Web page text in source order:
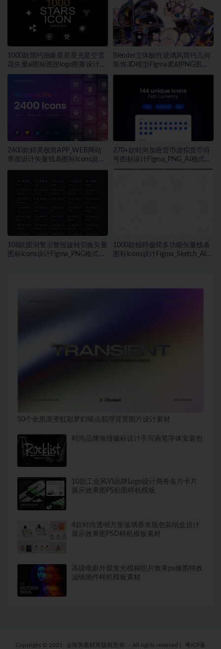
1000款简约抽象星星星光星空雪
花矢量ai图标图形logo图案设计素
材
Blender立体酸性玻璃风简约几何
装饰3D模型Figma素材PNG图片
素材
2400款精美极简APP_WEB网站
界面设计矢量线条图标Icons设计
270+款时尚加密货币虚拟货币符
号图标设计Figma_PNG_AI格式素
材
108款圆润警示警报旋转切换矢量
图标Icons设计Figma_PNG格式素
1000款独特极简多功能矢量线条
图标Icons设计Figma_Sketch_AI格
50个全息渐变虹彩梦幻噪点肌理背景图片设计素材
时尚品牌海报徽标设计手写画笔字体安装包
10款工业风VI品牌Logo设计商务名片卡片
展示效果图PS贴图样机模板
4款时尚透明方形玻璃香水瓶包装纸盒设计
展示效果图PSD样机模板素材
高级电影外观发光模糊照片效果ps修图特效
滤镜插件样机模板素材
Copyright © 2021 @琦美素材库版权所有 - All rights reserved 粤ICP备